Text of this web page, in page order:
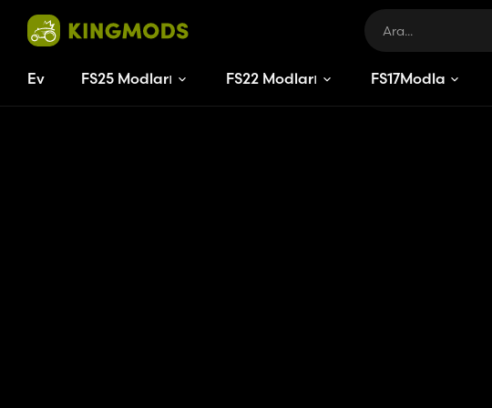
Ev FS25 Modları FS22 Modları FS17Modlar